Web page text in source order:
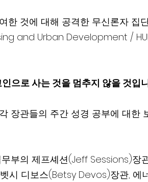
한 것에 대해 공격한 무신론자 집
and Urban Development /
으로 사는 것을 멈추지 않을 것입
장관들의 주간 성경 공부에 대한
부의 제프셰션(Jeff Sessions)장
시 디보스(Betsy Devos)장관, 에